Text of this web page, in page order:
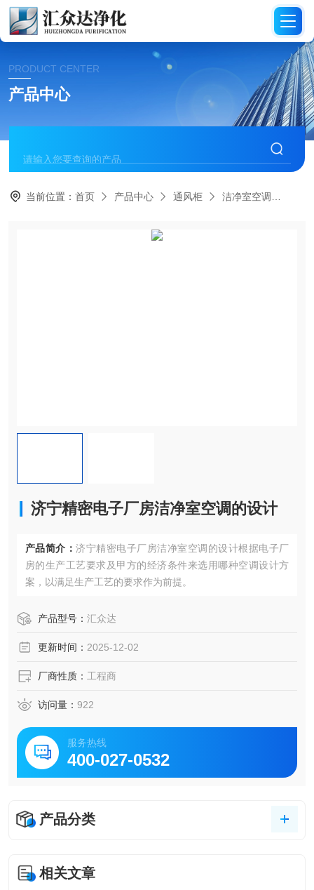
PRODUCT CENTER
产品中心
当前位置：首页 产品中心 通风柜 洁净室空调
济宁精密电子厂房洁净室空调的设计
产品简介： 济宁精密电子厂房洁净室空调的设计根据电子厂
房的生产工艺要求及甲方的经济条件来选用哪种空调设计方
案，以满足生产工艺的要求作为前提。
产品型号： 汇众达
更新时间： 2025-12-02
厂商性质： 工程商
访问量： 922
服务热线
400-027-0532
产品分类
相关文章